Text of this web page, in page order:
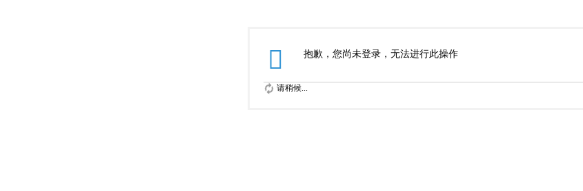
抱歉，您尚未登录，无法进行此操作
请稍候...